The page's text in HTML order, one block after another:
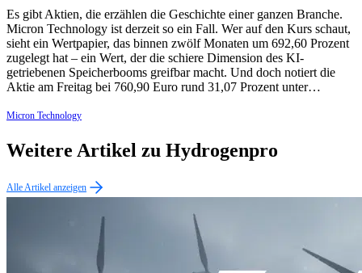
Es gibt Aktien, die erzählen die Geschichte einer ganzen Branche.
Micron Technology ist derzeit so ein Fall. Wer auf den Kurs schaut,
sieht ein Wertpapier, das binnen zwölf Monaten um 692,60 Prozent
zugelegt hat – ein Wert, der die schiere Dimension des KI-
getriebenen Speicherbooms greifbar macht. Und doch notiert die
Aktie am Freitag bei 760,90 Euro rund 31,07 Prozent unter…
Micron Technology
Weitere Artikel zu Hydrogenpro
Alle Artikel anzeigen